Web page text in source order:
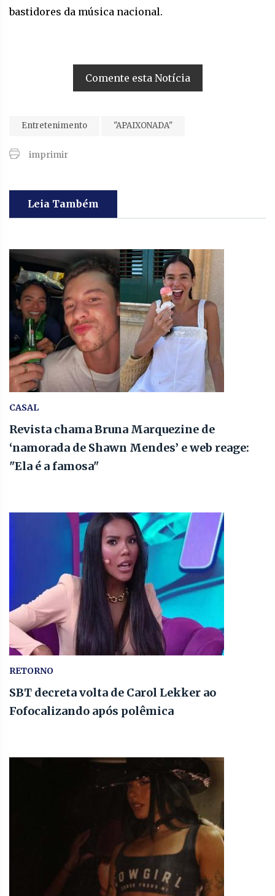
bastidores da música nacional.
Comente esta Notícia
Entretenimento "APAIXONADA"
imprimir
Leia Também
CASAL
Revista chama Bruna Marquezine de
‘namorada de Shawn Mendes’ e web reage:
"Ela é a famosa"
RETORNO
SBT decreta volta de Carol Lekker ao
Fofocalizando após polêmica